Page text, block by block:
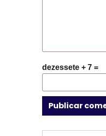
dezessete + 7 =